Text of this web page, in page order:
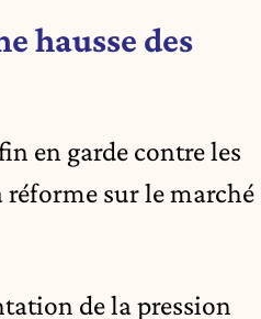
hausse des
en garde contre les
réforme sur le marché
de la pression